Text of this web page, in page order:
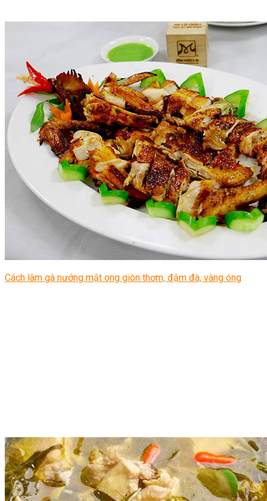
Cách làm gà nướng mật ong giòn thơm, đậm đà, vàng óng